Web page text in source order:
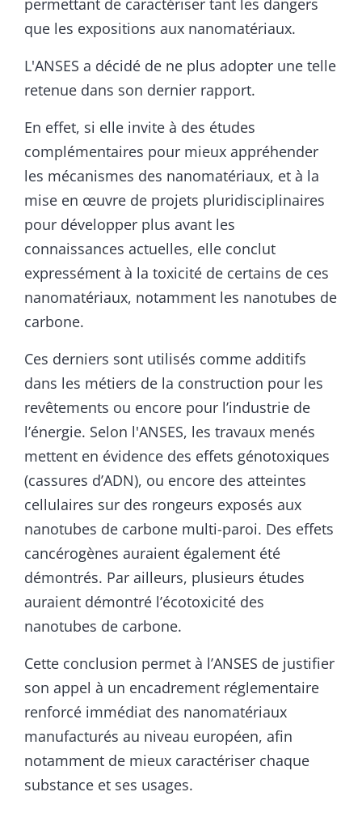
permettant de caractériser tant les dangers
que les expositions aux nanomatériaux.
L'ANSES a décidé de ne plus adopter une telle
retenue dans son dernier rapport.
En effet, si elle invite à des études
complémentaires pour mieux appréhender
les mécanismes des nanomatériaux, et à la
mise en œuvre de projets pluridisciplinaires
pour développer plus avant les
connaissances actuelles, elle conclut
expressément à la toxicité de certains de ces
nanomatériaux, notamment les nanotubes de
carbone.
Ces derniers sont utilisés comme additifs
dans les métiers de la construction pour les
revêtements ou encore pour l’industrie de
l’énergie. Selon l'ANSES, les travaux menés
mettent en évidence des effets génotoxiques
(cassures d’ADN), ou encore des atteintes
cellulaires sur des rongeurs exposés aux
nanotubes de carbone multi-paroi. Des effets
cancérogènes auraient également été
démontrés. Par ailleurs, plusieurs études
auraient démontré l’écotoxicité des
nanotubes de carbone.
Cette conclusion permet à l’ANSES de justifier
son appel à un encadrement réglementaire
renforcé immédiat des nanomatériaux
manufacturés au niveau européen, afin
notamment de mieux caractériser chaque
substance et ses usages.